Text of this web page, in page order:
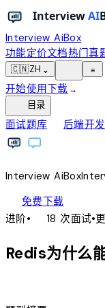
Interview AiBox
功能定价文档热门真
🇨🇳ZH ⌄ ≡
开始使用下载 →
目录
面试题库chevron_right后端开发
InterviewAiBox
免费下载
进阶• 18 次面试•
Redis为什么